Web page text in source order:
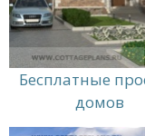
потребности и
начать процесс
уже сегодня!
Бесплатные
домов